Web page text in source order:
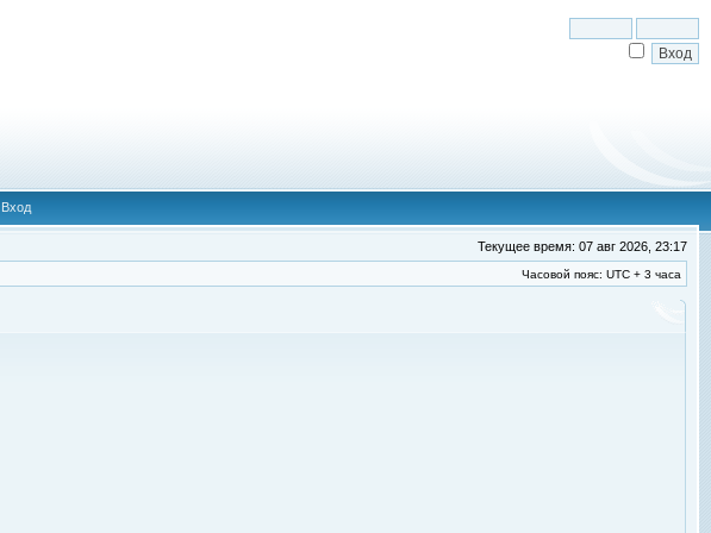
Вход
Текущее время: 07 авг 2026, 23:17
Часовой пояс: UTC + 3 часа